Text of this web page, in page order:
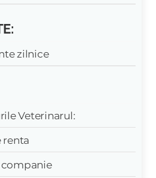
zilnice
Veterinarul:
renta